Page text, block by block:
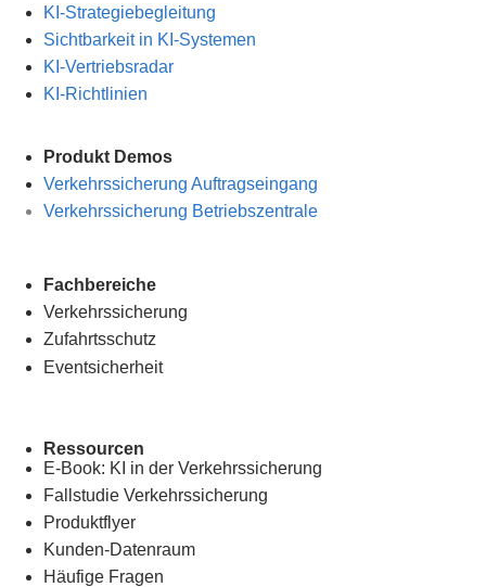
KI-Strategiebegleitung
Sichtbarkeit in KI-Systemen
KI-Vertriebsradar
KI-Richtlinien
Produkt Demos
Verkehrssicherung Auftragseingang
Verkehrssicherung Betriebszentrale
Fachbereiche
Verkehrssicherung
Zufahrtsschutz
Eventsicherheit
Ressourcen
E-Book: KI in der Verkehrssicherung
Fallstudie Verkehrssicherung
Produktflyer
Kunden-Datenraum
Häufige Fragen